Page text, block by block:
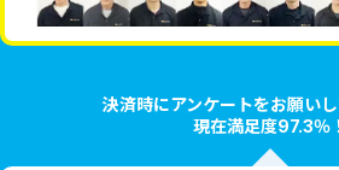
決済時にアンケートをお願いし
現在満足度97.3％